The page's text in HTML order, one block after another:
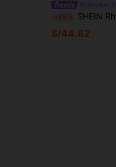
-25% SHEIN Rhythm Era 2 piezas Sujetador deportivo
S/44.62